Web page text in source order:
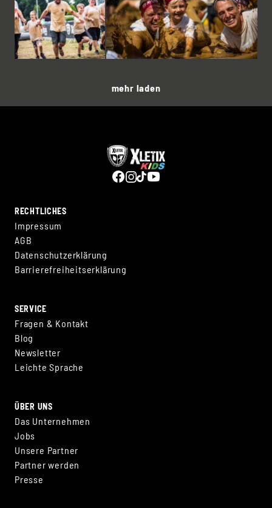
mehr laden
RECHTLICHES
Impressum
AGB
Datenschutzerklärung
Barrierefreiheitserklärung
SERVICE
Fragen & Kontakt
Blog
Newsletter
Leichte Sprache
ÜBER UNS
Das Unternehmen
Jobs
Unsere Partner
Partner werden
Presse